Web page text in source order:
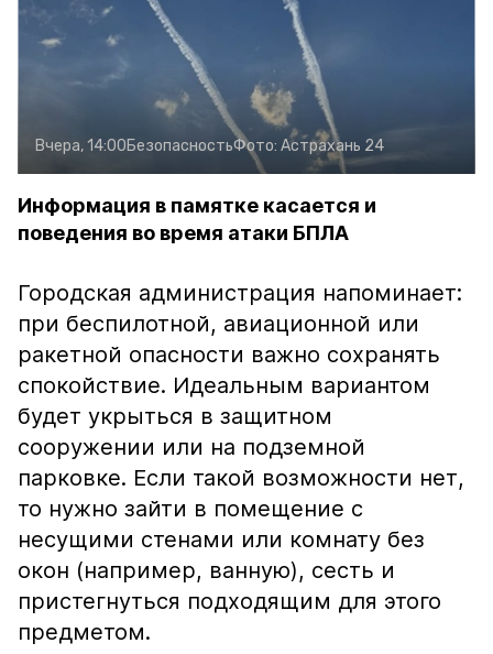
Вчера, 14:00БезопасностьФото: Астрахань 24
Информация в памятке касается и
поведения во время атаки БПЛА
Городская администрация напоминает:
при беспилотной, авиационной или
ракетной опасности важно сохранять
спокойствие. Идеальным вариантом
будет укрыться в защитном
сооружении или на подземной
парковке. Если такой возможности нет,
то нужно зайти в помещение с
несущими стенами или комнату без
окон (например, ванную), сесть и
пристегнуться подходящим для этого
предметом.